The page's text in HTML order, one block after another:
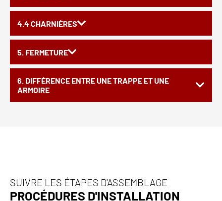
4.4 CHARNIÈRES
5. FERMETURE
6. DIFFÉRENCE ENTRE UNE TRAPPE ET UNE
ARMOIRE
SUIVRE LES ÉTAPES D'ASSEMBLAGE
PROCÉDURES D'INSTALLATION